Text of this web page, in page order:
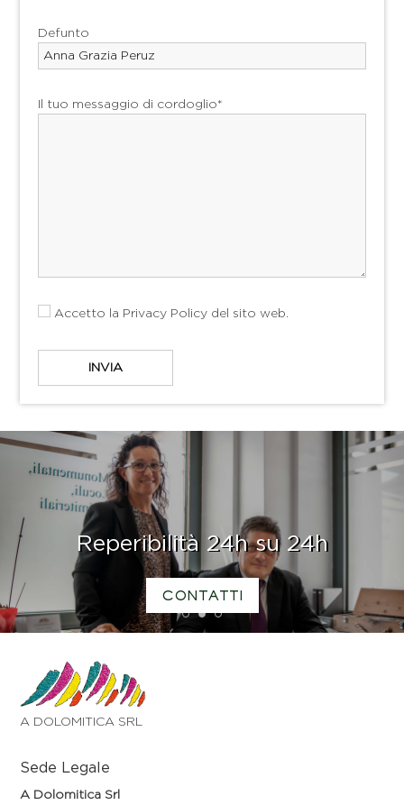
Defunto
Il tuo messaggio di cordoglio*
Accetto la Privacy Policy del sito web.
1 2 3
Reperibilità 24h su 24h
CONTATTI
A DOLOMITICA SRL
Sede Legale
A Dolomitica Srl